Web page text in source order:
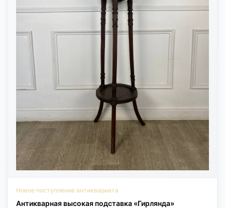
Новое поступление антиквариата
Антикварная высокая подставка «Гирлянда»